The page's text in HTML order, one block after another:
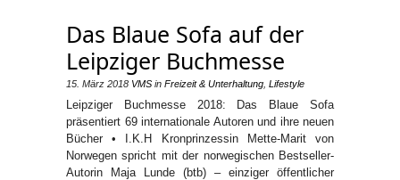
Das Blaue Sofa auf der
Leipziger Buchmesse
15. März 2018 VMS in Freizeit & Unterhaltung Lifestyle
Leipziger Buchmesse 2018: Das Blaue Sofa
präsentiert 69 internationale Autoren und ihre neuen
Bücher • I.K.H Kronprinzessin Mette-Marit von
Norwegen spricht mit der norwegischen Bestseller-
Autorin Maja Lunde (btb) – einziger öffentlicher